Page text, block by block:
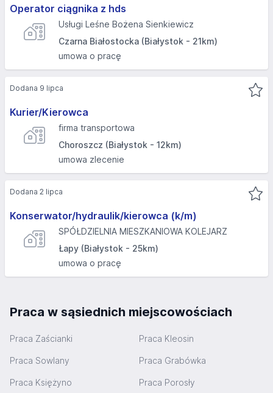
Operator ciągnika z hds
Usługi Leśne Bożena Sienkiewicz
Czarna Białostocka (Białystok - 21km)
umowa o pracę
Kurier/Kierowca
firma transportowa
Choroszcz (Białystok - 12km)
umowa zlecenie
Dodana 9 lipca
Konserwator/hydraulik/kierowca (k/m)
SPÓŁDZIELNIA MIESZKANIOWA KOLEJARZ
Łapy (Białystok - 25km)
umowa o pracę
Dodana 2 lipca
Praca w sąsiednich miejscowościach
Praca Zaścianki Praca Kleosin
Praca Sowlany Praca Grabówka
Praca Księżyno Praca Porosły